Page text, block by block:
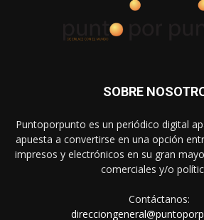
SOBRE
Puntoporpunto es un periódico digital
apuesta a convertirse en una opción
impresos y electrónicos en su gran
comerciales y/o
Contáctanos: